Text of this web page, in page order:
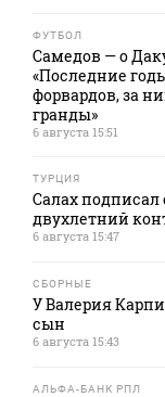
ФУТБОЛ
Самедов — о
«Последние
форвардов, за
гранды»
6 августа 15:51
ТУРЦИЯ
Салах подписал
двухлетний
6 августа 15:47
СБОРНЫЕ
У Валерия
сын
6 августа 15:43
АЛЬФА-БАНК РПЛ